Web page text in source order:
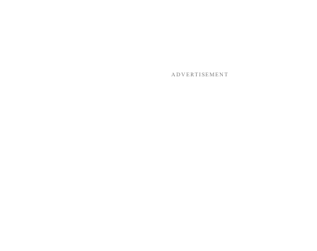
ADVERTISEMENT